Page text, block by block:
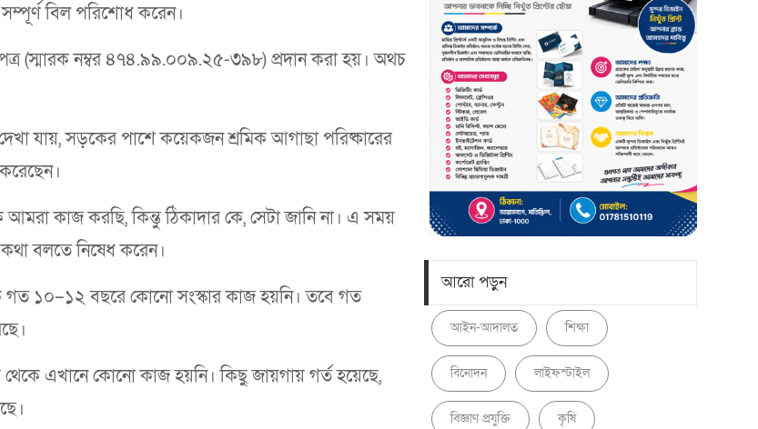
সম্পূর্ণ বিল পরিশোধ করেন।
(স্মারক নম্বর ৪৭৪.৯৯.০০৯.২৫-৩৯৮) প্রদান করা হয়। অথচ
যায়, সড়কের পাশে কয়েকজন শ্রমিক আগাছা পরিষ্কারের
কাজ করছি, কিন্তু ঠিকাদার কে, সেটা জানি না। এ সময়
কথা বলতে নিষেধ করেন।
গত ১০–১২ বছরে কোনো সংস্কার কাজ হয়নি। তবে গত
এখানে কোনো কাজ হয়নি। কিছু জায়গায় গর্ত হয়েছে,
আরো পড়ুন
আইন-আদালত শিক্ষা
বিনোদন লাইফস্টাইল
বিজ্ঞাণ প্রযুক্তি কৃষি